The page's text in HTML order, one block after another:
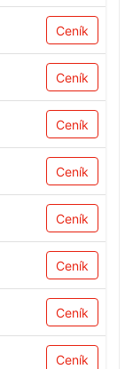
Ceník
Ceník
Ceník
Ceník
Ceník
Ceník
Ceník
Ceník